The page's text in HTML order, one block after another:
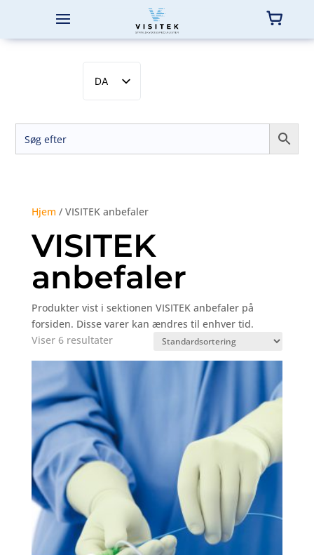
DA
EN
SV
Hjem / VISITEK anbefaler
VISITEK
anbefaler
Produkter vist i sektionen VISITEK anbefaler på
forsiden. Disse varer kan ændres til enhver tid.
Viser 6 resultater